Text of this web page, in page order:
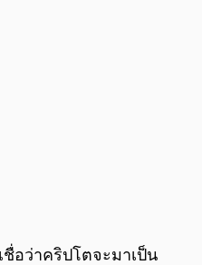
ชื่อว่าคริปโตจะมาเป็น